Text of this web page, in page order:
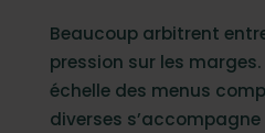
Beaucoup arbitrent
pression sur les
échelle des menus
diverses